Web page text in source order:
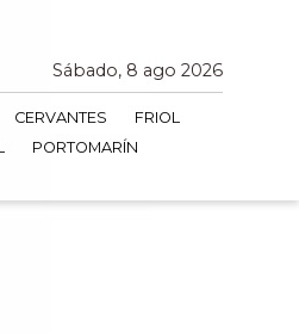
Sábado, 8 ago 2026
CERVANTES
FRIOL
PORTOMARÍN